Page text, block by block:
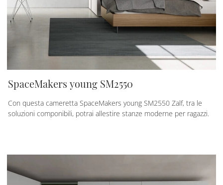
SpaceMakers young SM2550
Con questa cameretta SpaceMakers young SM2550 Zalf, tra le
soluzioni componibili, potrai allestire stanze moderne per ragazzi.